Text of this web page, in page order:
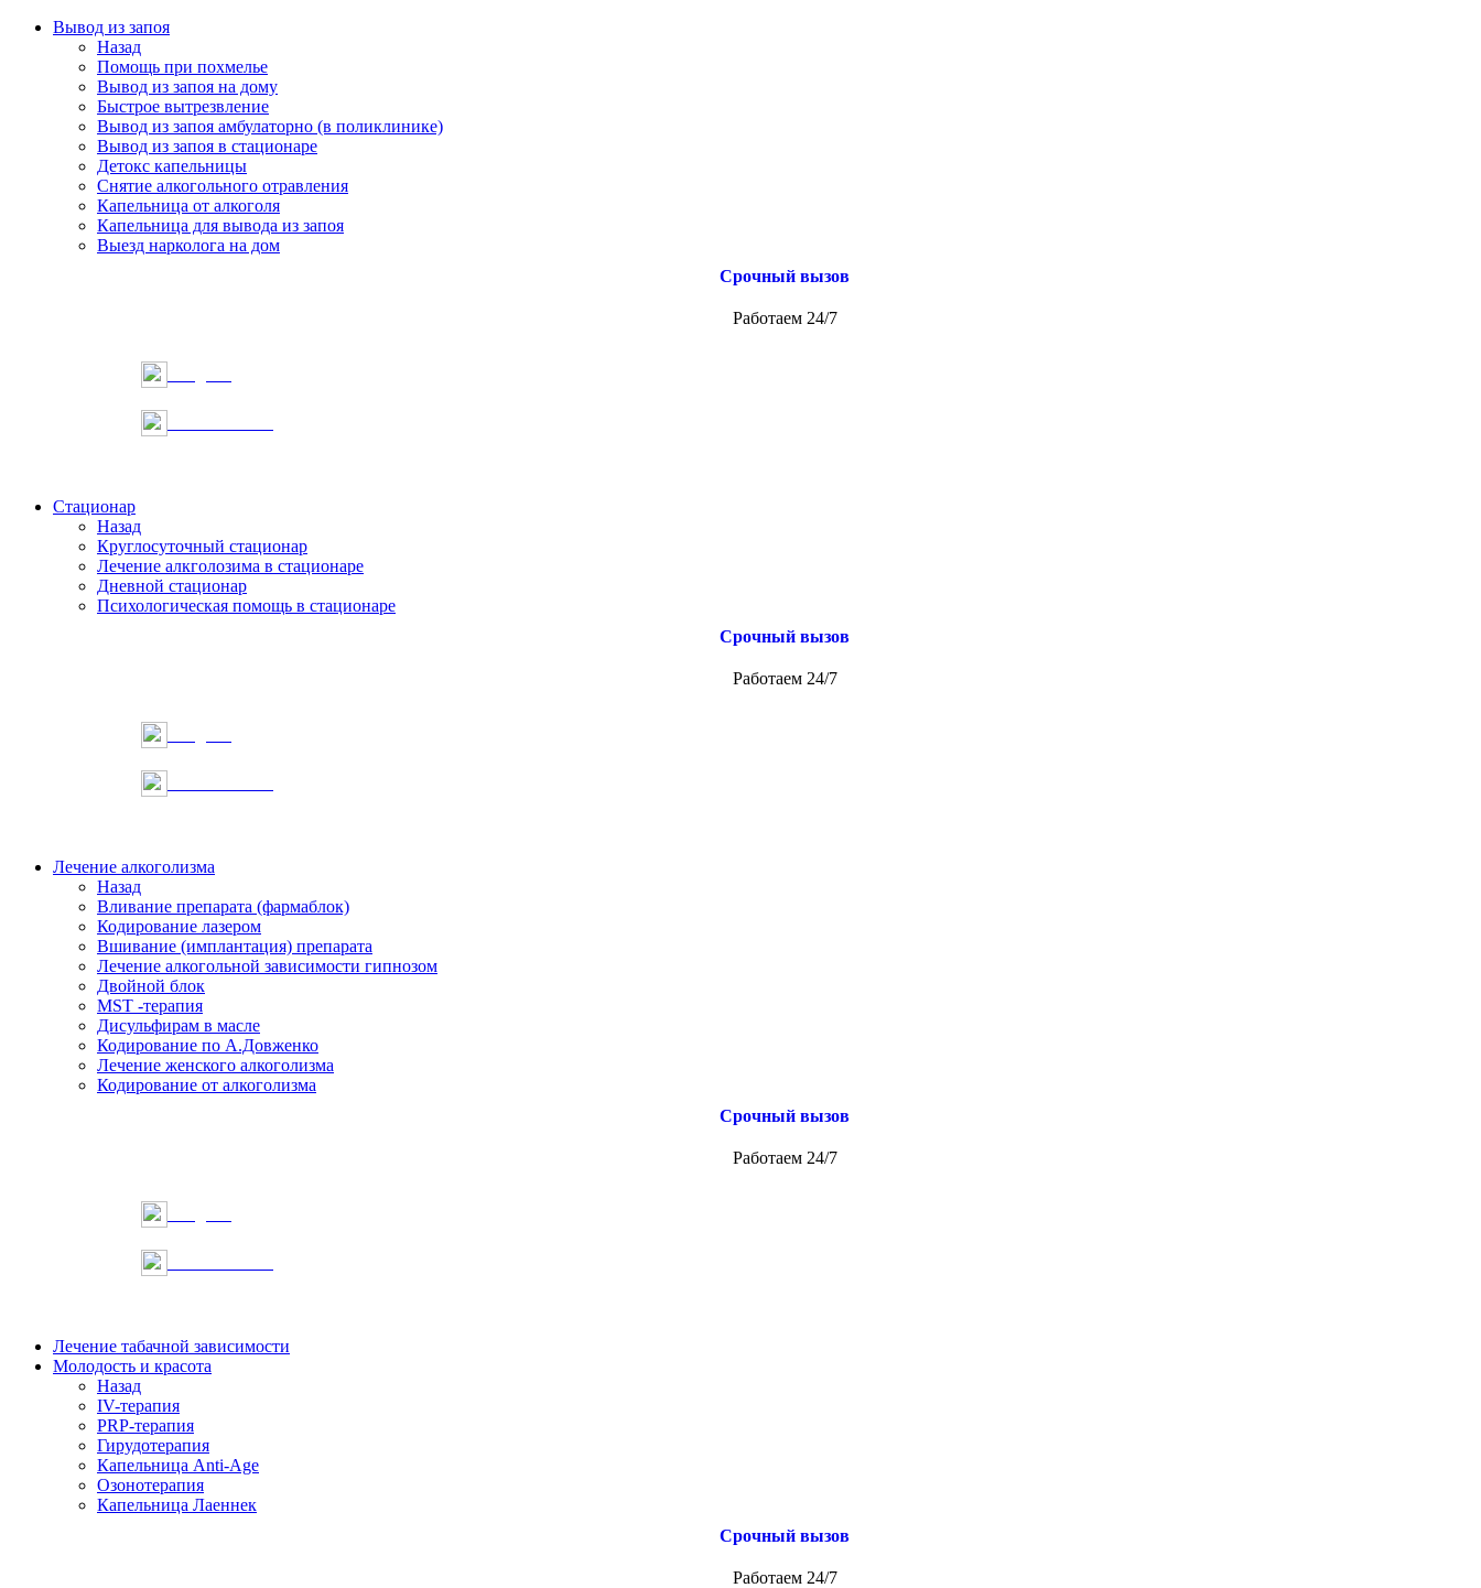
Вывод из запоя
Назад
Помощь при похмелье
Вывод из запоя на дому
Быстрое вытрезвление
Вывод из запоя амбулаторно (в поликлинике)
Вывод из запоя в стационаре
Детокс капельницы
Снятие алкогольного отравления
Капельница от алкоголя
Капельница для вывода из запоя
Выезд нарколога на дом
Срочный вызов
Работаем 24/7
Стационар
Назад
Круглосуточный стационар
Лечение алкголозима в стационаре
Дневной стационар
Психологическая помощь в стационаре
Срочный вызов
Работаем 24/7
Лечение алкоголизма
Назад
Вливание препарата (фармаблок)
Кодирование лазером
Вшивание (имплантация) препарата
Лечение алкогольной зависимости гипнозом
Двойной блок
MST -терапия
Дисульфирам в масле
Кодирование по А.Довженко
Лечение женского алкоголизма
Кодирование от алкоголизма
Срочный вызов
Работаем 24/7
Лечение табачной зависимости
Молодость и красота
Назад
IV-терапия
PRP-терапия
Гирудотерапия
Капельница Anti-Age
Озонотерапия
Капельница Лаеннек
Срочный вызов
Работаем 24/7